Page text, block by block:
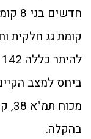
קומת גג חלקית
בהקלה.